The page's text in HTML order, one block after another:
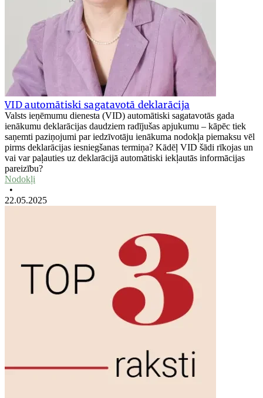
VID automātiski sagatavotā deklarācija
Valsts ieņēmumu dienesta (VID) automātiski sagatavotās gada
ienākumu deklarācijas daudziem radījušas apjukumu – kāpēc tiek
saņemti paziņojumi par iedzīvotāju ienākuma nodokļa piemaksu vēl
pirms deklarācijas iesniegšanas termiņa? Kādēļ VID šādi rīkojas un
vai var paļauties uz deklarācijā automātiski iekļautās informācijas
pareizību?
Nodokļi
•
22.05.2025